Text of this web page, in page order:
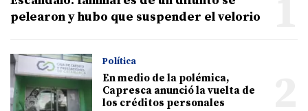
pelearon y hubo que suspender el velorio
Política
En medio de la polémica,
Capresca anunció la vuelta de
los créditos personales